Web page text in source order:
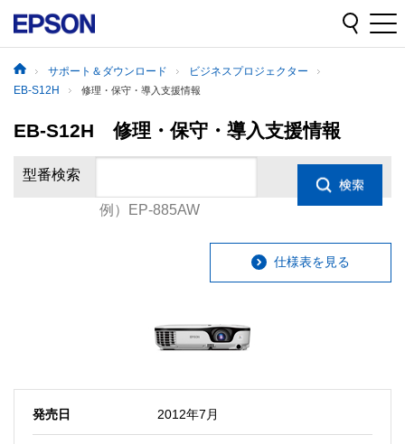
サポート＆ダウンロード
ビジネスプロジェクター
EB-S12H
修理・保守・導入支援情報
EB-S12H 修理・保守・導入支援情報
型番検索
例）EP-885AW
仕様表を見る
発売日 2012年7月